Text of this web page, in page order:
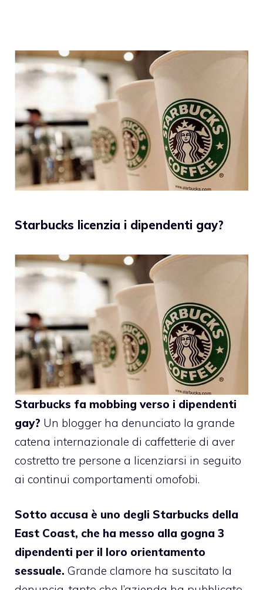
Starbucks licenzia i dipendenti gay?
Starbucks fa mobbing verso i dipendenti
gay? Un blogger ha denunciato la grande
catena internazionale di caffetterie di aver
costretto tre persone a licenziarsi in seguito
ai continui comportamenti omofobi.
Sotto accusa è uno degli Starbucks della
East Coast, che ha messo alla gogna 3
dipendenti per il loro orientamento
sessuale. Grande clamore ha suscitato la